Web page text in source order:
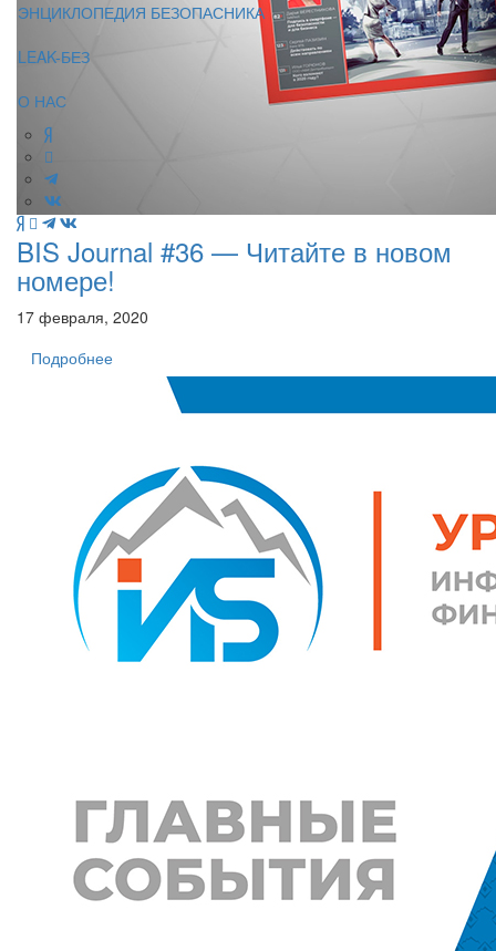
ЭНЦИКЛОПЕДИЯ БЕЗОПАСНИКА
LEAK-БЕЗ
О НАС
BIS Journal #36 — Читайте в новом
номере!
17 февраля, 2020
Подробнее